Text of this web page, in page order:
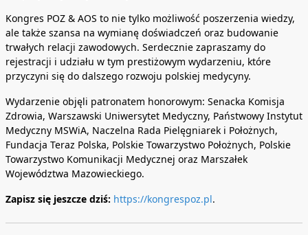
Kongres POZ & AOS to nie tylko możliwość poszerzenia wiedzy,
ale także szansa na wymianę doświadczeń oraz budowanie
trwałych relacji zawodowych. Serdecznie zapraszamy do
rejestracji i udziału w tym prestiżowym wydarzeniu, które
przyczyni się do dalszego rozwoju polskiej medycyny.
Wydarzenie objęli patronatem honorowym: Senacka Komisja
Zdrowia, Warszawski Uniwersytet Medyczny, Państwowy Instytut
Medyczny MSWiA, Naczelna Rada Pielęgniarek i Położnych,
Fundacja Teraz Polska, Polskie Towarzystwo Położnych, Polskie
Towarzystwo Komunikacji Medycznej oraz Marszałek
Województwa Mazowieckiego.
Zapisz się jeszcze dziś: https://kongrespoz.pl.